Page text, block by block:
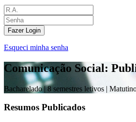
Fazer Login
Esqueci minha senha
Comunicação Social:
Bacharelado |8 semestres letivos |
Resumos Publicados